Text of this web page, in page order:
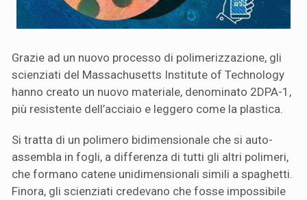
Grazie ad un nuovo processo di polimerizzazione, gli
scienziati del Massachusetts Institute of Technology
hanno creato un nuovo materiale, denominato 2DPA-1,
più resistente dell’acciaio e leggero come la plastica.
Si tratta di un polimero bidimensionale che si auto-
assembla in fogli, a differenza di tutti gli altri polimeri,
che formano catene unidimensionali simili a spaghetti.
Finora, gli scienziati credevano che fosse impossibile